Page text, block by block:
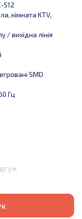
512
кімната KTV,
/ вихідна лінія
SMD
Гц